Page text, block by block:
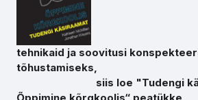
tehnikaid ja soovitusi
tõhustamiseks,
siis loe "Tudengi